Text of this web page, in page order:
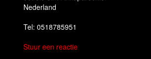
Nederland
Tel: 0518785951
Stuur een reactie